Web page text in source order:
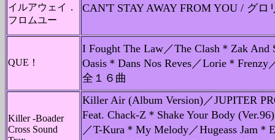
イルアウェイ．
フロムユー
CAN'T STAY AWAY FROM YOU / グ
QUE！
I Fought The Law／The Clash＊Zak And
Oasis＊Dans Nos Reves／Lorie＊
全１６曲
Killer -Boader
Cross Sound
Killer Air (Album Version)／JUPITER
Feat. Chack-Z＊Shake Your Body
／T-Kura＊My Melody／Hugeass Jam